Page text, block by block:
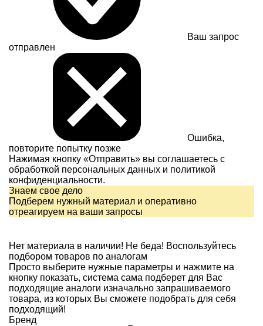
Ваш запрос
отправлен
Ошибка,
повторите попытку позже
Нажимая кнопку «Отправить» вы соглашаетесь с
обработкой персональных данных и политикой
конфиденциальности.
Знаем свое дело
Подберем нужный материал и оперативно
отреагируем на ваши запросы
Нет материала в наличии! Не беда! Воспользуйтесь
подбором товаров по аналогам
Просто выберите нужные параметры и нажмите на
кнопку показать, система сама подберет для Вас
подходящие аналоги изначально запрашиваемого
товара, из которых Вы сможете подобрать для себя
подходящий!
Бренд